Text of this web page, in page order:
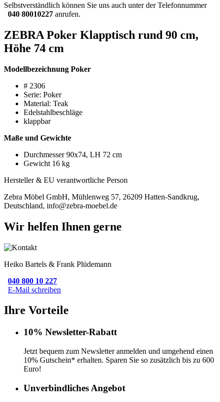
Selbstverständlich können Sie uns auch unter der Telefonnummer
040 80010227 anrufen.
ZEBRA Poker Klapptisch rund 90 cm,
Höhe 74 cm
Modellbezeichnung Poker
# 2306
Serie: Poker
Material: Teak
Edelstahlbeschläge
klappbar
Maße und Gewichte
Durchmesser 90x74, LH 72 cm
Gewicht 16 kg
Hersteller & EU verantwortliche Person
Zebra Möbel GmbH, Mühlenweg 57, 26209 Hatten-Sandkrug,
Deutschland, info@zebra-moebel.de
Wir helfen Ihnen gerne
Heiko Bartels & Frank Plüdemann
040 800 10 227
E-Mail schreiben
Ihre Vorteile
10% Newsletter-Rabatt
Jetzt bequem zum Newsletter anmelden und umgehend einen
10% Gutschein* erhalten. Sparen Sie so zusätzlich bis zu 600
Euro!
Unverbindliches Angebot